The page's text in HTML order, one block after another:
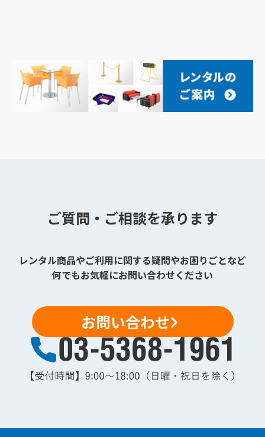
ご質問・ご相談を承ります
レンタル商品やご利用に関する疑問やお困りごとなど
何でもお気軽にお問い合わせください
お問い合わせ